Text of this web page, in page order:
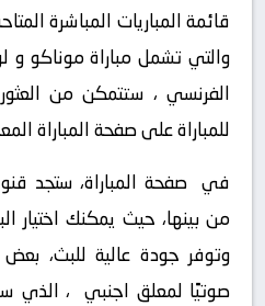
والتي تشمل مباراة موناكو
الفرنسي ، ستتمكن من
للمباراة على صفحة المباراة
في صفحة المباراة، ستجد
من بينها، حيث يمكنك
وتوفر جودة عالية للبث،
صوتيًا لمعلق اجنبي ، الذي